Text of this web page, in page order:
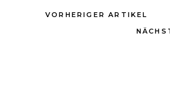
VORHERIGER ARTIKEL